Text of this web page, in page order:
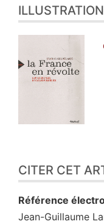
CITER CET
Référence
Jean-Guillaume